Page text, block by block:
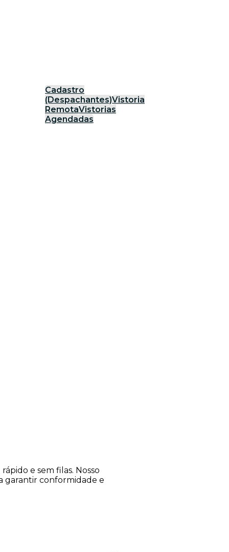
Cadastro
(Despachantes)Vistoria
RemotaVistorias
Agendadas
e sem filas. Nosso
garantir conformidade e